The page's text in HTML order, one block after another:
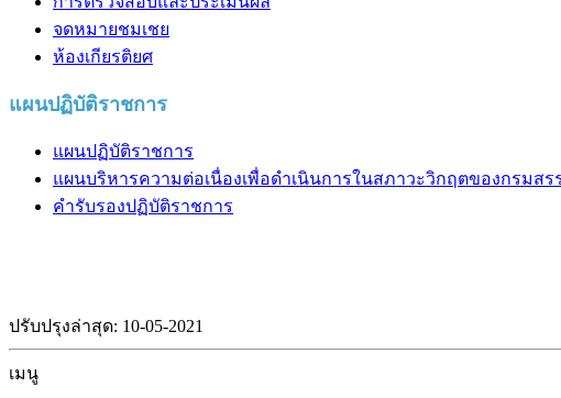
จดหมายชมเชย
ห้องเกียรติยศ
แผนปฏิบัติราชการ
แผนปฏิบัติราชการ
แผนบริหารความต่อเนื่องเพื่อดำเนินการในสภาวะวิกฤตของกรมสรรพ
คำรับรองปฏิบัติราชการ
ปรับปรุงล่าสุด: 10-05-2021
เมนู